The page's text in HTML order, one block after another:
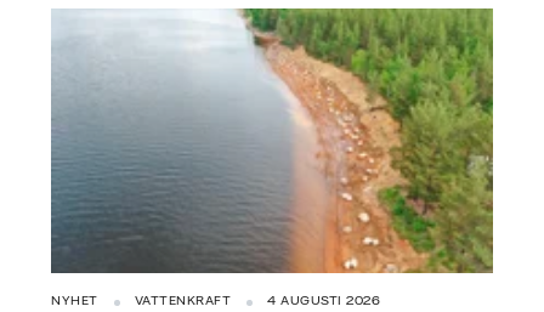
NYHET VATTENKRAFT 4 AUGUSTI 2026